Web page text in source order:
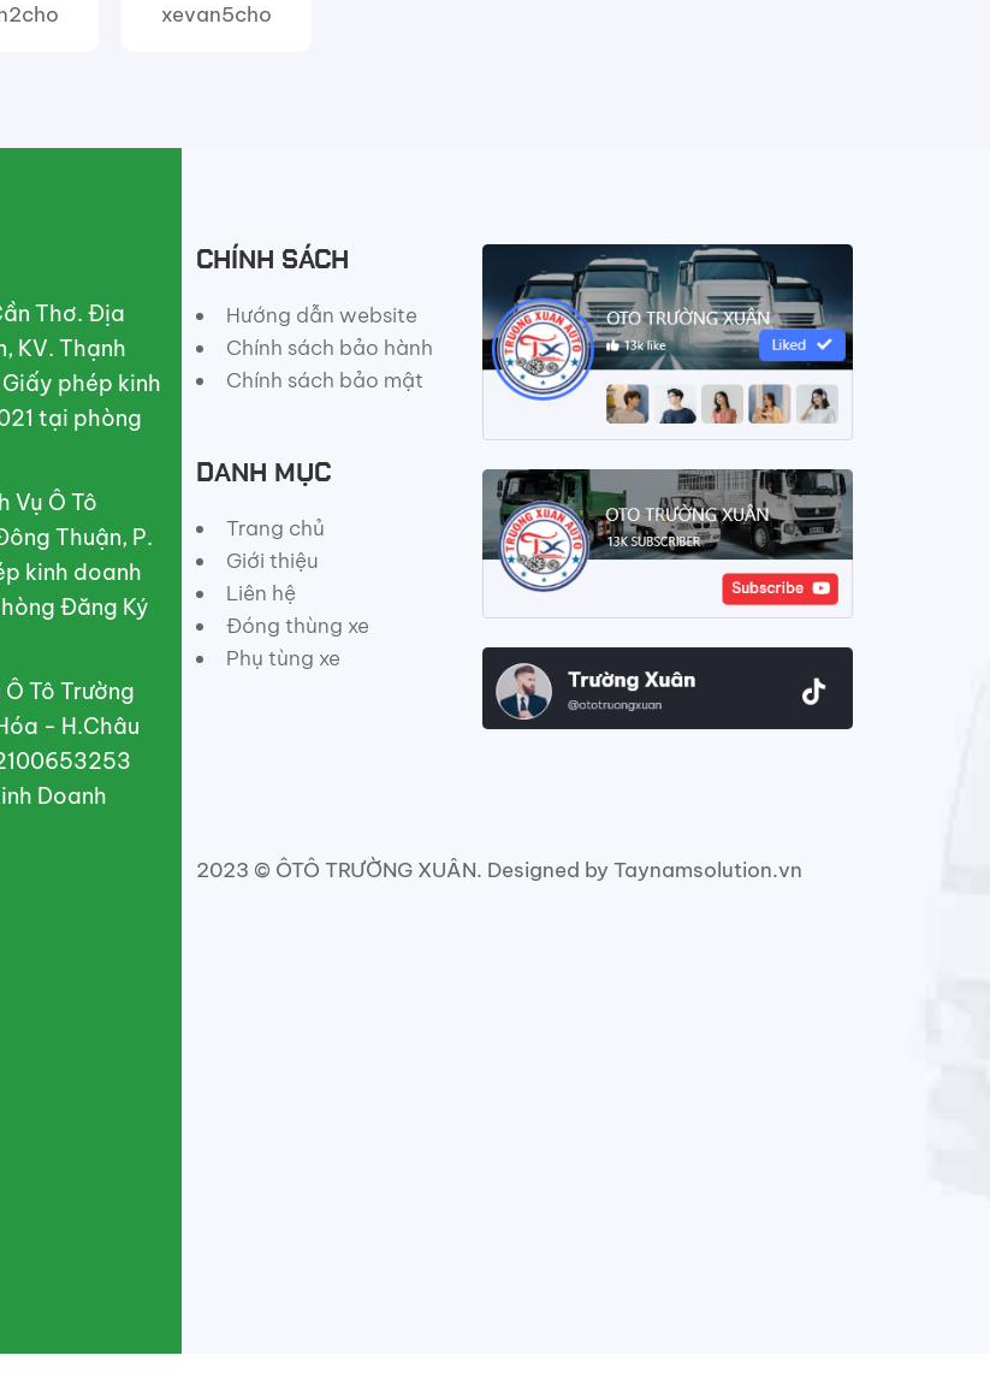
xevan5cho
Thơ. Địa
KV. Thạnh
phép kinh
tại phòng
Vụ Ô Tô
Thuận, P.
kinh doanh
Đăng Ký
Tô Trường
- H.Châu
Doanh
CHÍNH SÁCH
Hướng dẫn website
Chính sách bảo hành
Chính sách bảo mật
DANH MỤC
Trang chủ
Giới thiệu
Liên hệ
Đóng thùng xe
Phụ tùng xe
2023 © ÔTÔ TRƯỜNG XUÂN. Designed by Taynamsolution.vn